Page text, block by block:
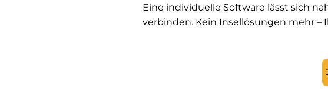
Eine individuelle Software lässt sich
verbinden. Kein Insellösungen mehr